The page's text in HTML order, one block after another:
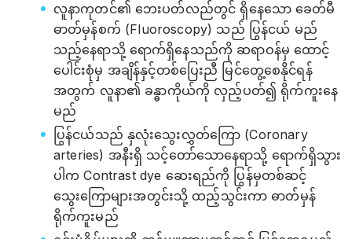
လူနာကုတင်၏ ဘေးပတ်လည်တွင် ရှိနေသော ခေတ်မီ
ဓာတ်မှန်စက် (Fluoroscopy) သည် ပြွန်ငယ် မည်
သည့်နေရာသို့ ရောက်ရှိနေသည်ကို ဆရာဝန်မှ ထောင့်
ပေါင်းစုံမှ အချိန်နှင့်တစ်ပြေးညီ မြင်တွေ့စေနိုင်ရန်
အတွက် လူနာ၏ ခန္ဓာကိုယ်ကို လှည့်ပတ်၍ ရိုက်ကူးနေ
မည်
ပြွန်ငယ်သည် နှလုံးသွေးလွှတ်ကြော (Coronary
arteries) အနီးရှိ သင့်တော်သောနေရာသို့ ရောက်ရှိသွား
ပါက Contrast dye ဆေးရည်ကို ပြွန်မှတစ်ဆင့်
သွေးကြောများအတွင်းသို့ ထည့်သွင်းကာ ဓာတ်မှန်
ရိုက်ကူးမည်